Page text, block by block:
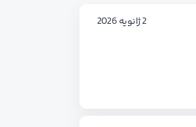
2 ژانویه 2026